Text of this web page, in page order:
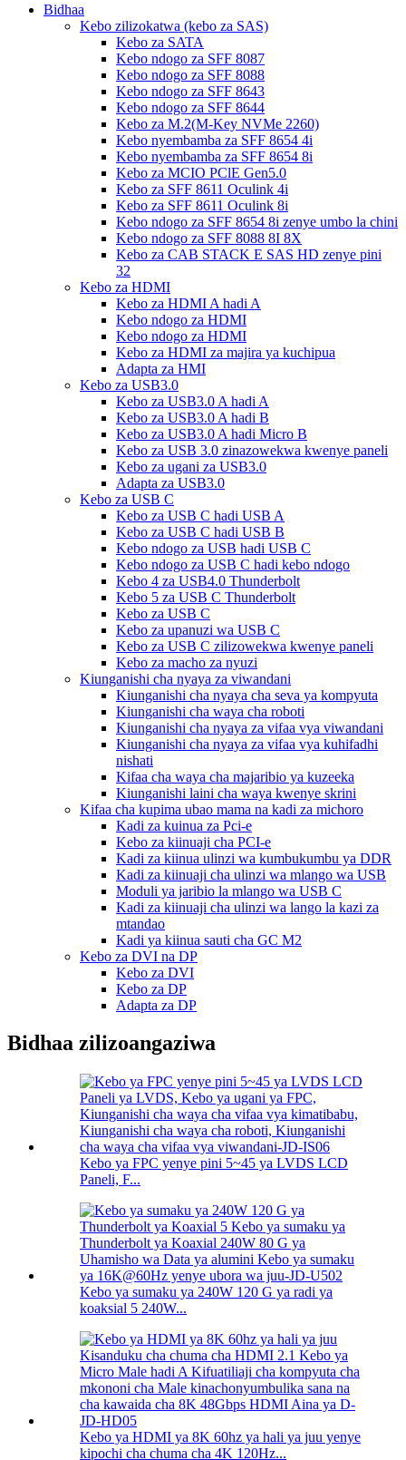
Bidhaa
Kebo zilizokatwa (kebo za SAS)
Kebo za SATA
Kebo ndogo za SFF 8087
Kebo ndogo za SFF 8088
Kebo ndogo za SFF 8643
Kebo ndogo za SFF 8644
Kebo za M.2(M-Key NVMe 2260)
Kebo nyembamba za SFF 8654 4i
Kebo nyembamba za SFF 8654 8i
Kebo za MCIO PClE Gen5.0
Kebo za SFF 8611 Oculink 4i
Kebo za SFF 8611 Oculink 8i
Kebo ndogo za SFF 8654 8i zenye umbo la chini
Kebo ndogo za SFF 8088 8I 8X
Kebo za CAB STACK E SAS HD zenye pini
32
Kebo za HDMI
Kebo za HDMI A hadi A
Kebo ndogo za HDMI
Kebo ndogo za HDMI
Kebo za HDMI za majira ya kuchipua
Adapta za HMI
Kebo za USB3.0
Kebo za USB3.0 A hadi A
Kebo za USB3.0 A hadi B
Kebo za USB3.0 A hadi Micro B
Kebo za USB 3.0 zinazowekwa kwenye paneli
Kebo za ugani za USB3.0
Adapta za USB3.0
Kebo za USB C
Kebo za USB C hadi USB A
Kebo za USB C hadi USB B
Kebo ndogo za USB hadi USB C
Kebo ndogo za USB C hadi kebo ndogo
Kebo 4 za USB4.0 Thunderbolt
Kebo 5 za USB C Thunderbolt
Kebo za USB C
Kebo za upanuzi wa USB C
Kebo za USB C zilizowekwa kwenye paneli
Kebo za macho za nyuzi
Kiunganishi cha nyaya za viwandani
Kiunganishi cha nyaya cha seva ya kompyuta
Kiunganishi cha waya cha roboti
Kiunganishi cha nyaya za vifaa vya viwandani
Kiunganishi cha nyaya za vifaa vya kuhifadhi
nishati
Kifaa cha waya cha majaribio ya kuzeeka
Kiunganishi laini cha waya kwenye skrini
Kifaa cha kupima ubao mama na kadi za michoro
Kadi za kuinua za Pci-e
Kebo za kiinuaji cha PCI-e
Kadi za kiinua ulinzi wa kumbukumbu ya DDR
Kadi za kiinuaji cha ulinzi wa mlango wa USB
Moduli ya jaribio la mlango wa USB C
Kadi za kiinuaji cha ulinzi wa lango la kazi za
mtandao
Kadi ya kiinua sauti cha GC M2
Kebo za DVI na DP
Kebo za DVI
Kebo za DP
Adapta za DP
Bidhaa zilizoangaziwa
Kebo ya FPC yenye pini 5~45 ya LVDS LCD
Paneli, F...
Kebo ya sumaku ya 240W 120 G ya radi ya
koaksial 5 240W...
Kebo ya HDMI ya 8K 60hz ya hali ya juu yenye
kipochi cha chuma cha 4K 120Hz...